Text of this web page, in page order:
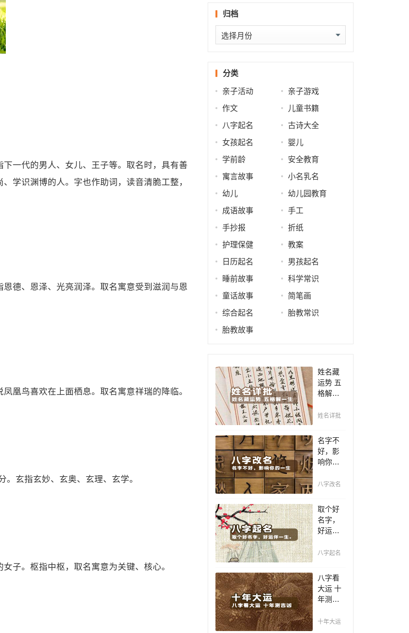
一代的男人、女儿、王子等。取名时，具有善
学识渊博的人。字也作助词，读音清脆工整，
德、恩泽、光亮润泽。取名寓意受到滋润与恩
凰鸟喜欢在上面栖息。取名寓意祥瑞的降临。
玄指玄妙、玄奥、玄理、玄学。
子。枢指中枢，取名寓意为关键、核心。
归档
归
档
分类
亲子活动 亲子游戏
作文 儿童书籍
八字起名 古诗大全
女孩起名 婴儿
学前龄 安全教育
寓言故事 小名乳名
幼儿 幼儿园教育
成语故事 手工
手抄报 折纸
护理保健 教案
日历起名 男孩起名
睡前故事 科学常识
童话故事 简笔画
综合起名 胎教常识
胎教故事
姓名藏
运势 五
格解一
名判断
吉凶，
你的名
字真的
适合你
姓名详批
名字不
好，影
响你的
一个好
金，好
名字让
你增加
自信、
顺！
八字改名
取个好
名字，
好运伴
赐子千
如教子
一艺；
教子一
艺，不
好名！
八字起名
八字看
大运 十
年测吉
年一运
十年大运